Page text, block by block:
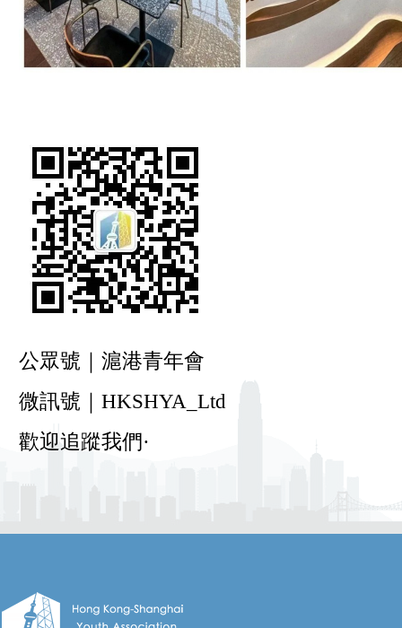
公眾號｜滬港青年會
微訊號｜HKSHYA_Ltd
歡迎追蹤我們·